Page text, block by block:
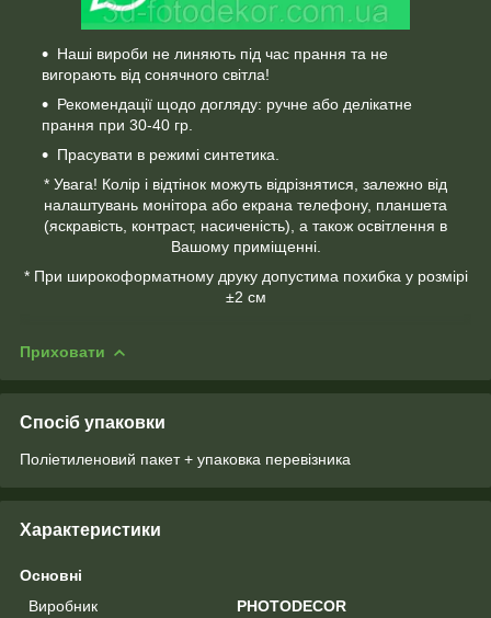
Наші вироби не линяють під час прання та не
вигорають від сонячного світла!
Рекомендації щодо догляду: ручне або делікатне
прання при 30-40 гр.
Прасувати в режимі синтетика.
* Увага! Колір і відтінок можуть відрізнятися, залежно від
налаштувань монітора або екрана телефону, планшета
(яскравість, контраст, насиченість), а також освітлення в
Вашому приміщенні.
* При широкоформатному друку допустима похибка у розмірі
±2 см
Приховати
Спосіб упаковки
Поліетиленовий пакет + упаковка перевізника
Характеристики
Основні
Виробник
PHOTODECOR